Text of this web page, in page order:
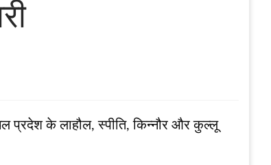
प्रदेश के लाहौल, स्पीति, किन्नौर और कुल्लू